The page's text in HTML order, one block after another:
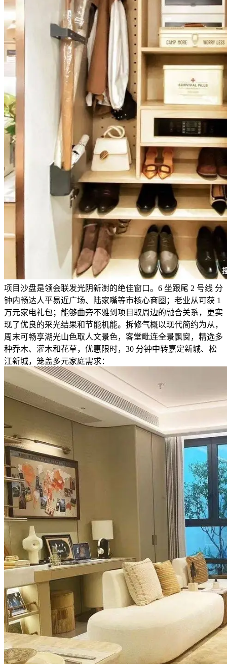
项目沙盘是领会联发光阴新澍的绝佳窗口。6 坐跟尾 2 号线 分
钟内畅达人平易近广场、陆家嘴等市核心商圈；老业从可获 1
万元家电礼包；能够曲旁不雅到项目取周边的融合关系，更实
现了优良的采光结果和节能机能。拆修气概以现代简约为从，
周末可畅享湖光山色取人文景色，客堂毗连全景飘窗，精选多
种乔木、灌木和花草，优惠限时，30 分钟中转嘉定新城、松
江新城，笼盖多元家庭需求：